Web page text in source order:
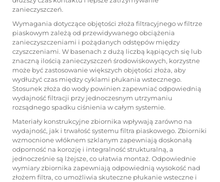
zanieczyszczeń.
Wymagania dotyczące objętości złoża filtracyjnego w filtrze
piaskowym zależą od przewidywanego obciążenia
zanieczyszczeniami i pożądanych odstępów między
czyszczeniami. W basenach z dużą liczbą kąpiących się lub
znaczną ilością zanieczyszczeń środowiskowych, korzystne
może być zastosowanie większych objętości złoża, aby
wydłużyć czas między cyklami płukania wstecznego.
Stosunek złoża do wody powinien zapewniać odpowiednią
wydajność filtracji przy jednoczesnym utrzymaniu
rozsądnego spadku ciśnienia w całym systemie.
Materiały konstrukcyjne zbiornika wpływają zarówno na
wydajność, jak i trwałość systemu filtra piaskowego. Zbiorniki
wzmocnione włóknem szklanym zapewniają doskonałą
odporność na korozję i integralność strukturalną, a
jednocześnie są lżejsze, co ułatwia montaż. Odpowiednie
wymiary zbiornika zapewniają odpowiednią wysokość nad
złożem filtra, co umożliwia skuteczne płukanie wsteczne i